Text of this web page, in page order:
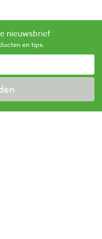
nieuwsbrief
en tips.